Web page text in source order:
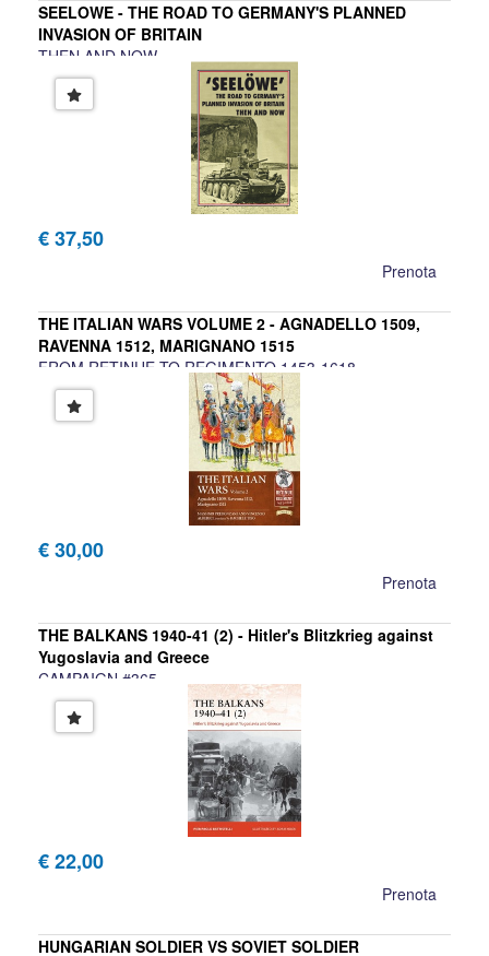
SEELOWE - THE ROAD TO GERMANY'S PLANNED
INVASION OF BRITAIN
THEN AND NOW
A cura di Winston Ramsey
€ 37,50
Prenota
THE ITALIAN WARS VOLUME 2 - AGNADELLO 1509,
RAVENNA 1512, MARIGNANO 1515
FROM RETINUE TO REGIMENTO 1453-1618
Vincenzo Alberici, Massimo Predonzani
€ 30,00
Prenota
THE BALKANS 1940-41 (2) - Hitler's Blitzkrieg against
Yugoslavia and Greece
CAMPAIGN #365
Pier Paolo Battistelli
€ 22,00
Prenota
HUNGARIAN SOLDIER VS SOVIET SOLDIER